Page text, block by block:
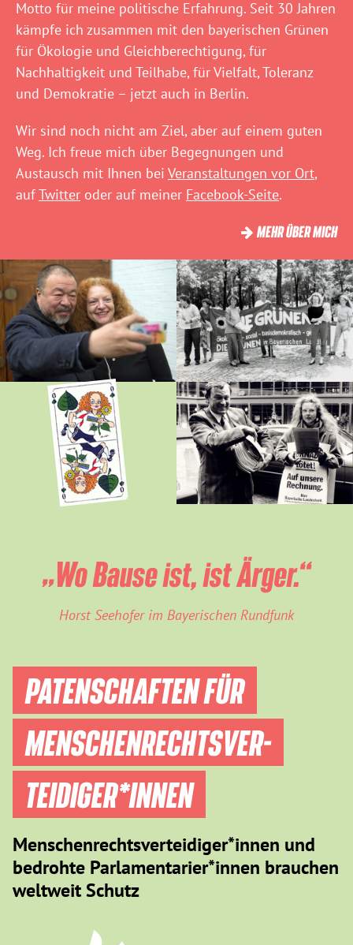
Motto für meine politische Erfahrung. Seit 30 Jahren
kämpfe ich zusammen mit den bayerischen Grünen
für Ökologie und Gleichberechtigung, für
Nachhaltigkeit und Teilhabe, für Vielfalt, Toleranz
und Demokratie – jetzt auch in Berlin.
Wir sind noch nicht am Ziel, aber auf einem guten
Weg. Ich freue mich über Begegnungen und
Austausch mit Ihnen bei Veranstaltungen vor Ort,
aufTwitter oder auf meiner Facebook-Seite.
MEHR ÜBER MICH
„Wo Bause ist, ist Ärger.“
Horst Seehofer im Bayerischen Rundfunk
PATENSCHAFTEN FÜR
MENSCHEN­RECHTS­VER­
TEIDIGER­*INNEN
Menschenrechtsverteidiger*innen und
bedrohte Parlamentarier*innen brauchen
weltweit Schutz